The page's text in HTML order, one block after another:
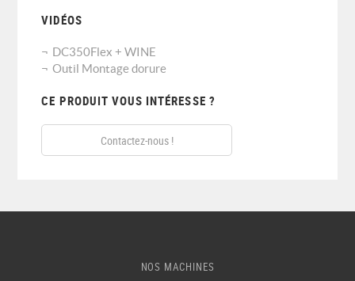
VIDÉOS
DC350Flex + WINE
Outil Montage dorure
CE PRODUIT VOUS INTÉRESSE ?
Contactez-nous !
NOS MACHINES